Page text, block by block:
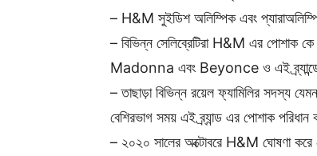
– H&M সুইডিশ অলিম্পিক এবং
– বিভিন্ন সেলিব্রেটিরা H&M এর পোশাক
Madonna এবং Beyonce ও এই
– তাছাড়া বিভিন্ন রয়েল ফ্যামিলির
বেশিরভাগ সময় এই ব্র্যান্ড এর পোশাক পরিধান
– ২০২০ সালের অক্টোবরে H&M ঘোষণা করে